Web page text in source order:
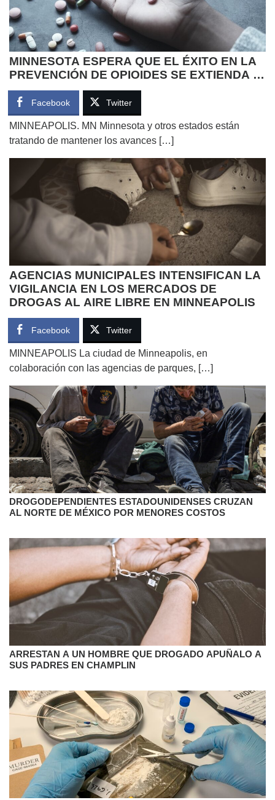
MINNESOTA ESPERA QUE EL ÉXITO EN LA
PREVENCIÓN DE OPIOIDES SE EXTIENDA A
LOS JÓVENES
Facebook Twitter
MINNEAPOLIS. MN Minnesota y otros estados están
tratando de mantener los avances […]
AGENCIAS MUNICIPALES INTENSIFICAN LA
VIGILANCIA EN LOS MERCADOS DE
DROGAS AL AIRE LIBRE EN MINNEAPOLIS
Facebook Twitter
MINNEAPOLIS La ciudad de Minneapolis, en
colaboración con las agencias de parques, […]
DROGODEPENDIENTES ESTADOUNIDENSES CRUZAN
AL NORTE DE MÉXICO POR MENORES COSTOS
ARRESTAN A UN HOMBRE QUE DROGADO APUÑALO A
SUS PADRES EN CHAMPLIN